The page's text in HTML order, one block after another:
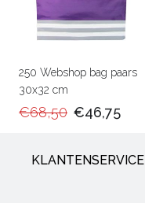
250 Webshop bag paars
30x32 cm
€68,50 €46,75
KLANTENSERVICE